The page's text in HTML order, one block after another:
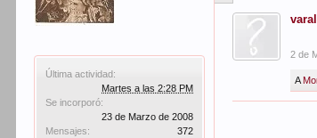
Última actividad:
Martes a las 2:28 PM
Se incorporó:
23 de Marzo de 2008
Mensajes:
372
2 de
A